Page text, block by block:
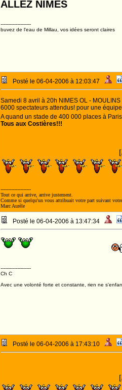
ALLEZ NIMES
--------------------
buvez de l'eau de Millau, vos idées seront claires
Posté le 06-04-2006 à 12:03:47
Samedi 8 avril à 20h NIMES OL - MOULINS
6000 spectateurs attendus! pour une
A quand un stade de 400 000 places à
Tous aux Costières!!!
--------------------
Tout ce qui arrive, arrive justement.
Comme si quelqu'un vous attribuait votre part suivant
Marc Aurèle
Posté le 06-04-2006 à 13:47:34
--------------------
Ch C
Avec une volonté forte et constante, rien ne
Posté le 06-04-2006 à 17:43:10